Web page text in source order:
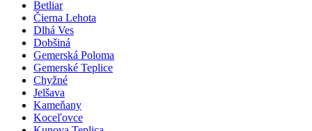
Betliar
Čierna Lehota
Dlhá Ves
Dobšiná
Gemerská Poloma
Gemerské Teplice
Chyžné
Jelšava
Kameňany
Koceľovce